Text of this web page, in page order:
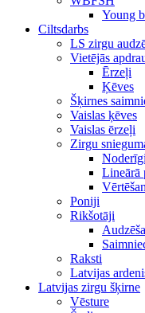
Young
Ciltsdarbs
LS zirgu
Vietējās
Ērzeļi
Ķēves
Šķirnes
Vaislas ķēves
Vaislas ērzeļi
Zirgu
Lineārā
Poniji
Rikšotāji
Raksti
Latvijas
Latvijas zirgu šķirne
Vēsture